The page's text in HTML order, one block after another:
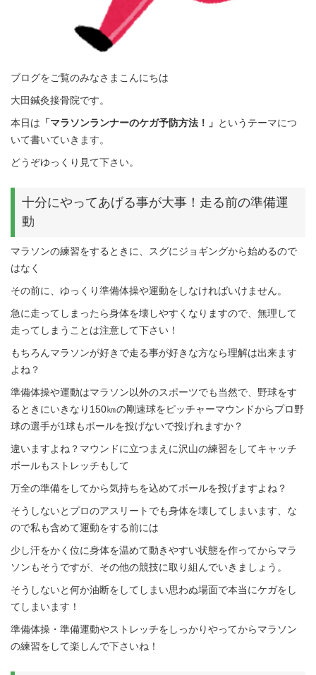
ブログをご覧のみなさまこんにちは
大田鍼灸接骨院です。
本日は 「マラソンランナーのケガ予防方法！」 というテーマにつ
いて書いていきます。
どうぞゆっくり見て下さい。
十分にやってあげる事が大事！走る前の準備運
動
マラソンの練習をするときに、スグにジョギングから始めるので
はなく
その前に、ゆっくり準備体操や運動をしなければいけません。
急に走ってしまったら身体を壊しやすくなりますので、無理して
走ってしまうことは注意して下さい！
もちろんマラソンが好きで走る事が好きな方なら理解は出来ます
よね？
準備体操や運動はマラソン以外のスポーツでも当然で、野球をす
るときにいきなり150㎞の剛速球をピッチャーマウンドからプロ野
球の選手が1球もボールを投げないで投げれますか？
違いますよね？マウンドに立つまえに沢山の練習をしてキャッチ
ボールもストレッチもして
万全の準備をしてから気持ちを込めてボールを投げますよね？
そうしないとプロのアスリートでも身体を壊してしまいます、な
ので私も含めて運動をする前には
少し汗をかく位に身体を温めて動きやすい状態を作ってからマラ
ソンもそうですが、その他の競技に取り組んでいきましょう。
そうしないと何か油断をしてしまい思わぬ場面で本当にケガをし
てしまいます！
準備体操・準備運動やストレッチをしっかりやってからマラソン
の練習をして楽しんで下さいね！